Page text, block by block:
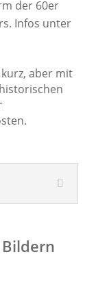
der 60er
Infos unter
aber mit